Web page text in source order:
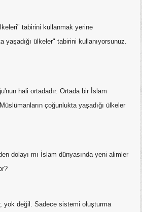
tabirini kullanmak yerine
yaşadığı ülkeler" tabirini kullanıyorsunuz.
hali ortadadır. Ortada bir İslam
çoğunlukta yaşadığı ülkeler
dolayı mı İslam dünyasında yeni alimler
yok değil. Sadece sistemi oluşturma